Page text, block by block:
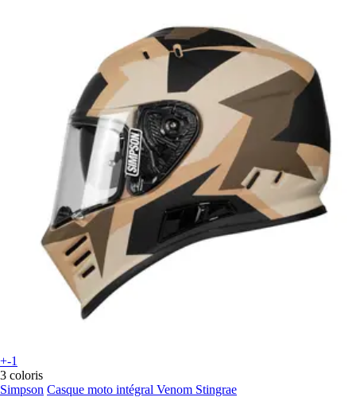
+-1
3 coloris
Simpson Casque moto intégral Venom Stingrae